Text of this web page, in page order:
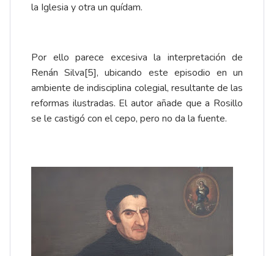
la Iglesia y otra un quídam.
Por ello parece excesiva la interpretación de
Renán Silva[5], ubicando este episodio en un
ambiente de indisciplina colegial, resultante de las
reformas ilustradas. El autor añade que a Rosillo
se le castigó con el cepo, pero no da la fuente.